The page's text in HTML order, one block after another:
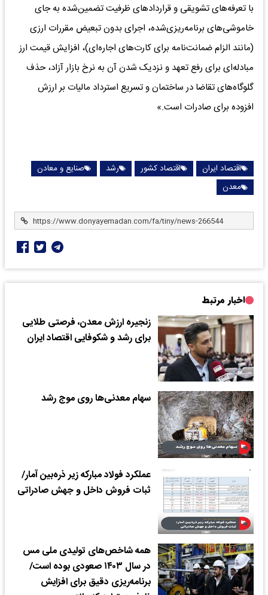
با تعرفه‌های تشویقی و قراردادهای ظرفیت تضمین‌شده به جای
خاموشی‌های برنامه‌ریزی‌شده، اجرای بدون تبعیض مقررات ارزی
(مانند الزام ضمانت‌نامه برای کارت‌های اجاره‌ای)، افزایش قیمت ارز
مبادله‌ای برای رفع تعهد و نزدیک شدن آن به نرخ بازار آزاد، حذف
گلوگاه‌های تقاضا در ساختمان و تسریع استرداد مالیات بر ارزش
افزوده برای صادرات است.»
اقتصاد ایران اقتصاد کشور رشد
صنایع و معادن
معدن
اخبار مرتبط
زنجیره ارزش معدن، فرصتی طلایی
برای رشد و شکوفایی اقتصاد ایران
سهام معدنی‌ها روی موج رشد
عملکرد فولاد مبارکه زیر ذره‌بین آمار/
ثبات فروش داخل و جهش صادراتی
همه شاخص‌های تولیدی ملی مس
در سال ۱۴۰۳ صعودی بوده است/
برنامه‌ریزی دقیق برای افزایش